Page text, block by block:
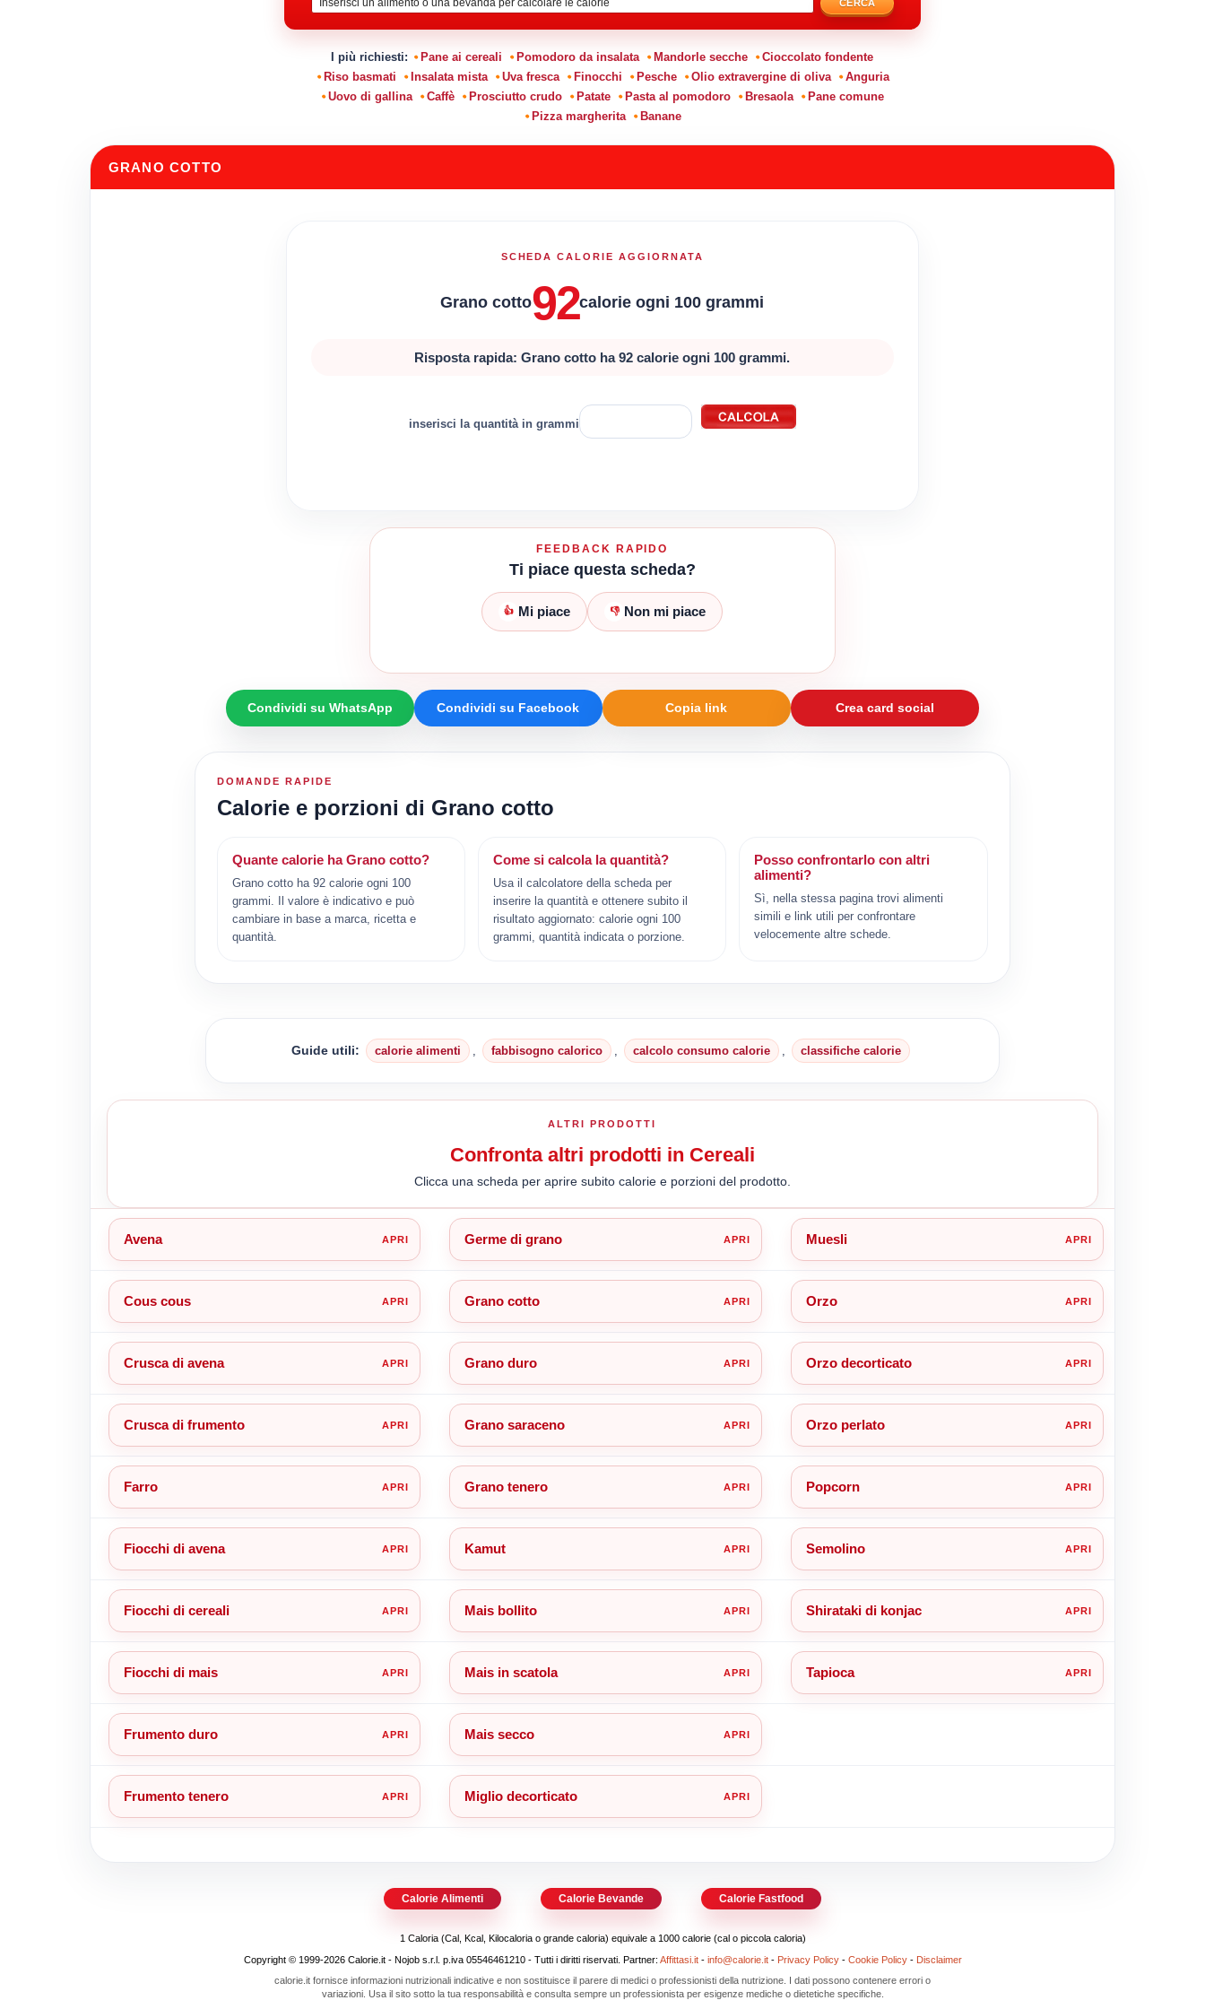
CERCA
I più richiesti: Pane ai cereali Pomodoro da insalata Mandorle secche
Cioccolato fondente
Riso basmati
Insalata mista Uva fresca Finocchi Pesche Olio extravergine di oliva
Anguria
Uovo di gallina
Caffè Prosciutto crudo Patate Pasta al pomodoro Bresaola
Pane comune
Pizza margherita
Banane
GRANO COTTO
SCHEDA CALORIE AGGIORNATA
Grano cotto92calorie ogni 100 grammi
Risposta rapida: Grano cotto ha 92 calorie ogni 100 grammi.
inserisci la quantità in grammi
FEEDBACK RAPIDO
Ti piace questa scheda?
👍 Mi piace 👎 Non mi piace
Condividi su WhatsApp Condividi su Facebook Copia link Crea card social
DOMANDE RAPIDE
Calorie e porzioni di Grano cotto
Quante calorie ha Grano cotto?
Grano cotto ha 92 calorie ogni 100
grammi. Il valore è indicativo e può
cambiare in base a marca, ricetta e
quantità.
Come si calcola la quantità?
Usa il calcolatore della scheda per
inserire la quantità e ottenere subito il
risultato aggiornato: calorie ogni 100
grammi, quantità indicata o porzione.
Posso confrontarlo con altri
alimenti?
Sì, nella stessa pagina trovi alimenti
simili e link utili per confrontare
velocemente altre schede.
Guide utili: calorie alimenti fabbisogno calorico calcolo consumo calorie classifiche calorie
ALTRI PRODOTTI
Confronta altri prodotti in Cereali
Clicca una scheda per aprire subito calorie e porzioni del prodotto.
Avena Germe di grano Muesli
Cous cous Grano cotto Orzo
Crusca di avena Grano duro Orzo decorticato
Crusca di frumento Grano saraceno Orzo perlato
Farro Grano tenero Popcorn
Fiocchi di avena Kamut Semolino
Fiocchi di cereali Mais bollito Shirataki di konjac
Fiocchi di mais Mais in scatola Tapioca
Frumento duro Mais secco
Frumento tenero Miglio decorticato
Calorie Alimenti Calorie Bevande Calorie Fastfood
1 Caloria (Cal, Kcal, Kilocaloria o grande caloria) equivale a 1000 calorie (cal o piccola caloria)
Copyright © 1999-2026 Calorie.it - Nojob s.r.l. p.iva 05546461210 - Tutti i diritti riservati. Partner: Affittasi.it- info@calorie.it- Privacy Policy- Cookie Policy- Disclaimer
calorie.it fornisce informazioni nutrizionali indicative e non sostituisce il parere di medici o professionisti della nutrizione. I dati possono contenere errori o
variazioni. Usa il sito sotto la tua responsabilità e consulta sempre un professionista per esigenze mediche o dietetiche specifiche.